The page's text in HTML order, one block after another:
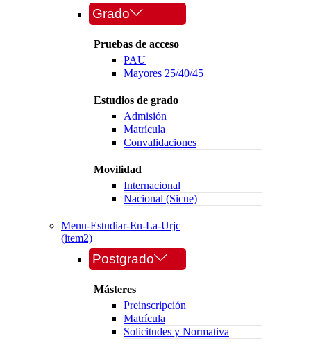
Grado
Pruebas de acceso
PAU
Mayores 25/40/45
Estudios de grado
Admisión
Matrícula
Convalidaciones
Movilidad
Internacional
Nacional (Sicue)
Menu-Estudiar-En-La-Urjc
(item2)
Postgrado
Másteres
Preinscripción
Matrícula
Solicitudes y Normativa